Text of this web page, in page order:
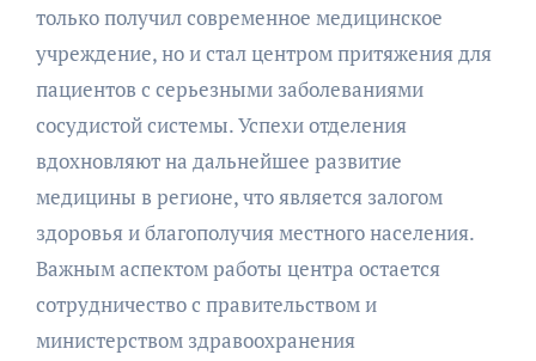
только получил современное медицинское
учреждение, но и стал центром притяжения для
пациентов с серьезными заболеваниями
сосудистой системы. Успехи отделения
вдохновляют на дальнейшее развитие
медицины в регионе, что является залогом
здоровья и благополучия местного населения.
Важным аспектом работы центра остается
сотрудничество с правительством и
министерством здравоохранения